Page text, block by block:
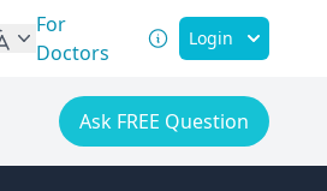
For
Doctors
Login
Ask FREE Question